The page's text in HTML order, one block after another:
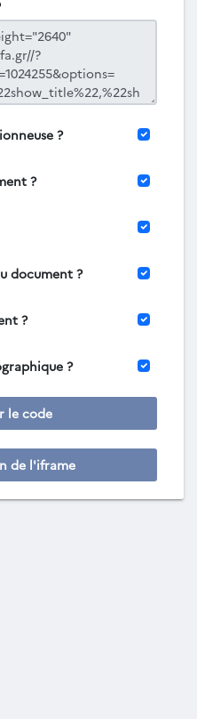
?
?
document ?
?
?
le code
de l'iframe